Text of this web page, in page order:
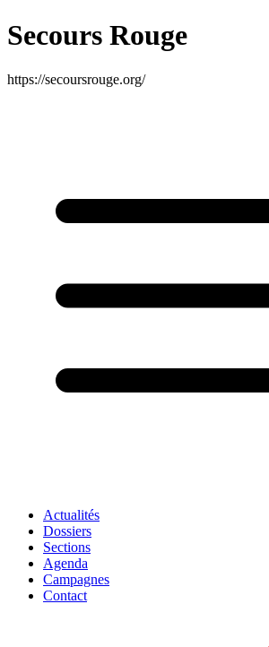
Secours Rouge
https://secoursrouge.org/
Actualités
Dossiers
Sections
Agenda
Campagnes
Contact